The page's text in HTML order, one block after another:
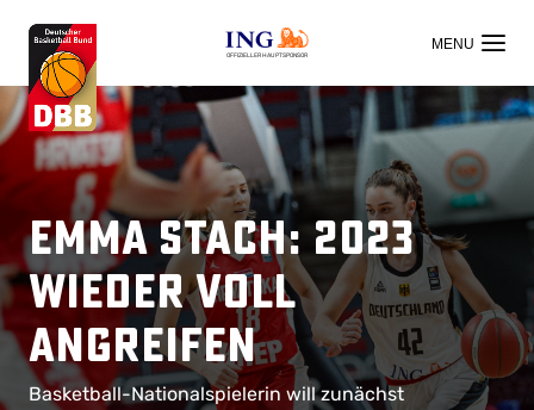
OFFIZIELLER HAUPTSPONSOR
Emma Stach: 2023
wieder voll
angreifen
Basketball-Nationalspielerin will zunächst